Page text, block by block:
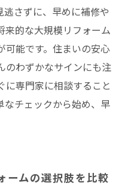
さずに、早めに補修や
来的な大規模リフォーム
可能です。住まいの安心
のわずかなサインにも注
に専門家に相談すること
なチェックから始め、早
ームの選択肢を比較